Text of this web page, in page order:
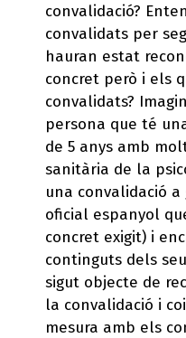
convalidació?
convalidats per
hauran estat
concret però i els
convalidats?
persona que té
de 5 anys amb
sanitària de la
una convalidació
oficial espanyol
concret exigit) i
continguts dels
sigut objecte de
la convalidació i
mesura amb els